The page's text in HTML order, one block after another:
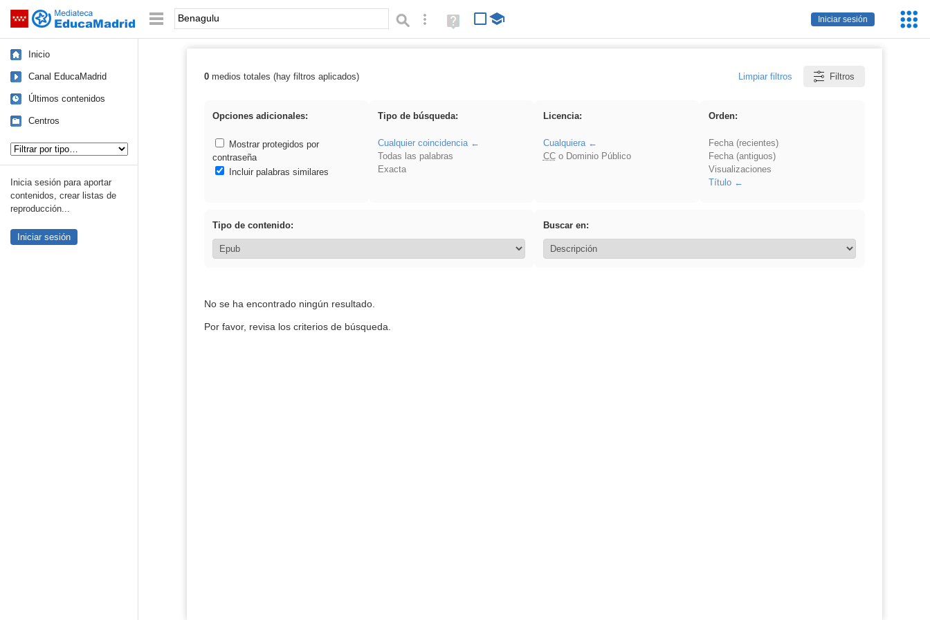
Saltar navegación
Iniciar sesión
Palabra o frase: Búsqueda avanzada
Ayuda
(en
Inicio
Canal EducaMadrid
Últimos contenidos
Centros
Inicia sesión para aportar
contenidos, crear listas de
reproducción...
Iniciar sesión
Resultados de: Benagulu
0medios totales (hay filtros aplicados) Limpiar filtros Filtros
Opciones adicionales:
Mostrar protegidos por
contraseña
Incluir palabras similares
Tipo de búsqueda:
Cualquier coincidencia
Todas las palabras
Exacta
Licencia:
Cualquiera
CCo Dominio Público
Orden:
Fecha (recientes)
Fecha (antiguos)
Visualizaciones
Título
Tipo de contenido: Buscar en:
No se ha encontrado ningún resultado.
Por favor, revisa los criterios de búsqueda.